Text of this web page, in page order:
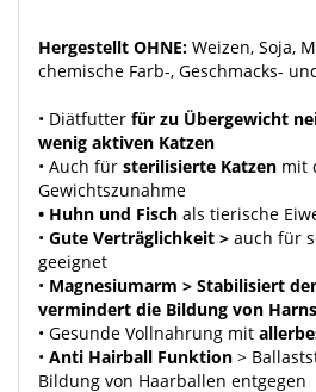
Hergestellt OHNE: Weizen, Soja,
chemische Farb-, Geschmacks-
• Diätfutter für zu Übergewicht
wenig aktiven Katzen
• Auch für sterilisierte Katzen mit
Gewichtszunahme
• Huhn und Fisch als tierische
• Gute Verträglichkeit > auch für
geeignet
• Magnesiumarm > Stabilisiert
vermindert die Bildung von
• Gesunde Vollnahrung mit
• Anti Hairball Funktion >
Bildung von Haarballen entgegen